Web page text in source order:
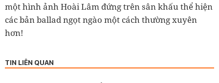
một hình ảnh Hoài Lâm đứng trên sân khấu thể hiện
các bản ballad ngọt ngào một cách thường xuyên
hơn!
TIN LIÊN QUAN